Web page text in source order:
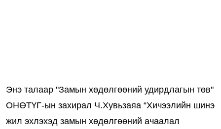
Энэ талаар "Замын хөдөлгөөний удирдлагын төв"
ОНӨТҮГ-ын захирал Ч.Хувьзаяа “Хичээлийн шинэ
жил эхлэхэд замын хөдөлгөөний ачаалал